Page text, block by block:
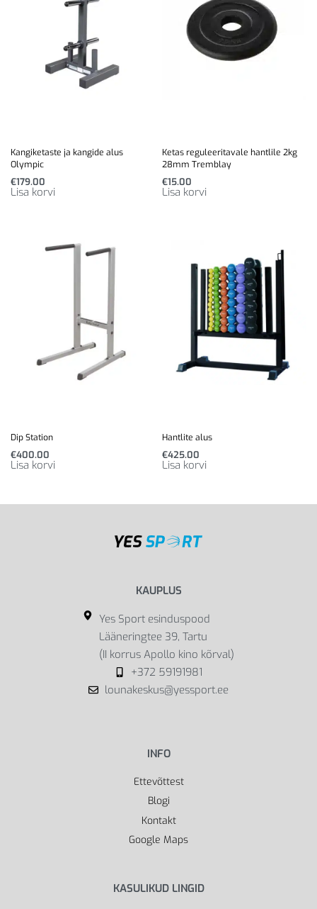
Kangiketaste ja kangide alus
Olympic
€179.00
Lisa korvi
Ketas reguleeritavale hantlile 2kg
28mm Tremblay
€15.00
Lisa korvi
Dip Station
€400.00
Lisa korvi
Hantlite alus
€425.00
Lisa korvi
KAUPLUS
Yes Sport esinduspood
Lääneringtee 39, Tartu
(II korrus Apollo kino kõrval)
+372 59191981
lounakeskus@yessport.ee
INFO
Ettevõttest
Blogi
Kontakt
Google Maps
KASULIKUD LINGID